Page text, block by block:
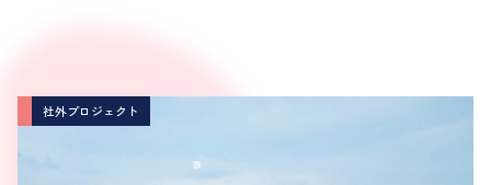
PM・CM方式が採用されました。
このプロジェクトでは、地域住民・生活環境への配慮等の各種提
案と工事を円滑に進めることを目的に河川分野のみならず、道
社外プロジェクト